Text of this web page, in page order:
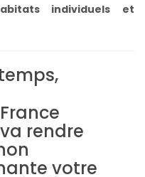
individuels et